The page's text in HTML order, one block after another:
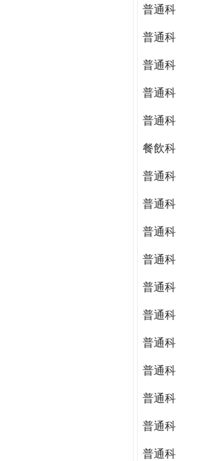
普通科
普通科
普通科
普通科
普通科
餐飲科
普通科
普通科
普通科
普通科
普通科
普通科
普通科
普通科
普通科
普通科
普通科